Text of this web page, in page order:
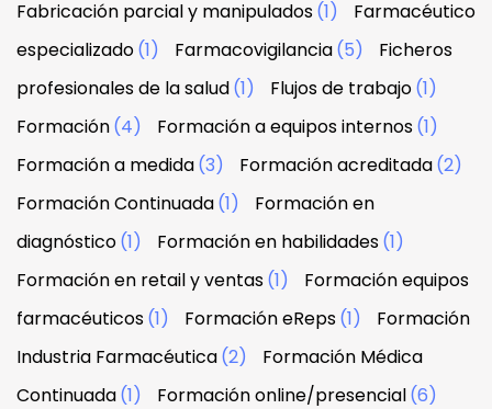
Fabricación parcial y manipulados(1)
Farmacéutico
especializado(1) Farmacovigilancia(5)
Ficheros
profesionales de la salud(1) Flujos de trabajo(1)
Formación(4) Formación a equipos internos(1)
Formación a medida(3) Formación acreditada(2)
Formación Continuada(1)
Formación en
diagnóstico(1) Formación en habilidades(1)
Formación en retail y ventas(1)
Formación equipos
farmacéuticos(1) Formación eReps(1)
Formación
Industria Farmacéutica(2)
Formación Médica
Continuada(1) Formación online/presencial(6)